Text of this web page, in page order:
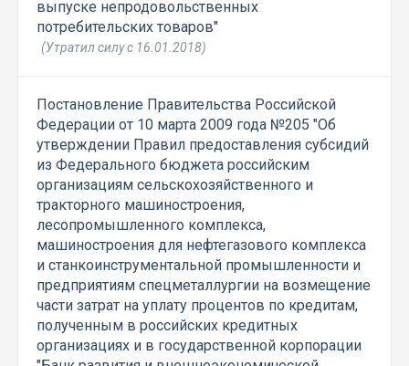
выпуске непродовольственных
потребительских товаров"
(Утратил силу с 16.01.2018)
Постановление Правительства Российской
Федерации от 10 марта 2009 года №205 "Об
утверждении Правил предоставления субсидий
из Федерального бюджета российским
организациям сельскохозяйственного и
тракторного машиностроения,
лесопромышленного комплекса,
машиностроения для нефтегазового комплекса
и станкоинструментальной промышленности и
предприятиям спецметаллургии на возмещение
части затрат на уплату процентов по кредитам,
полученным в российских кредитных
организациях и в государственной корпорации